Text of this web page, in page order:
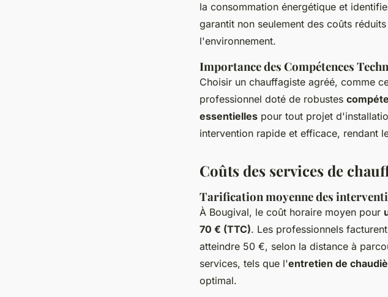
la consommation énergétique et
garantit non seulement des coûts
l'environnement.
Importance des Compétences
Choisir un chauffagiste agréé, comme
professionnel doté de robustes
essentielles pour tout projet
intervention rapide et efficace, rendant
Coûts des services de
Tarification moyenne des
À Bougival, le coût horaire moyen pour
70 € (TTC). Les professionnels
atteindre 50 €, selon la distance à
services, tels que l'entretien de
optimal.